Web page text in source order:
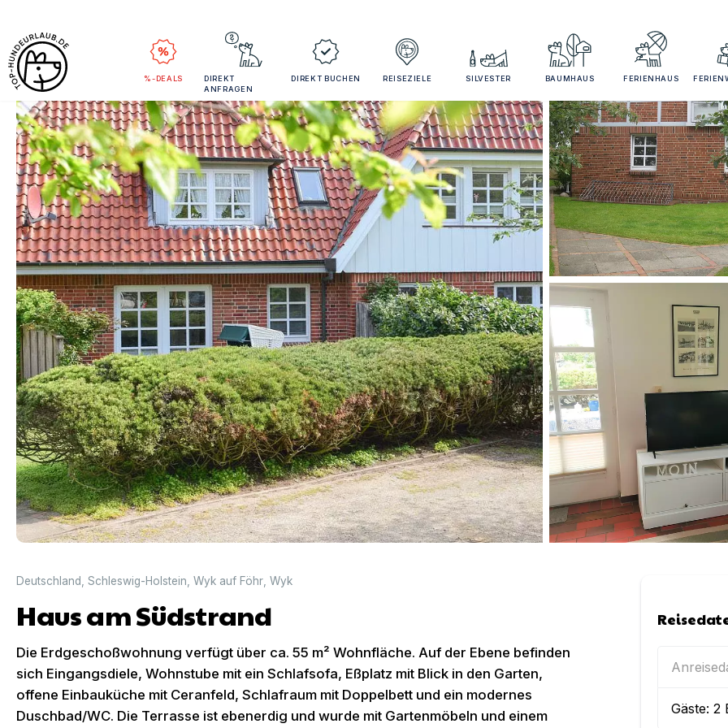
%-DEALS
DIREKT
ANFRAGEN
DIREKT BUCHEN REISEZIELE SILVESTER BAUMHAUS FERIENHAUS
Deutschland Schleswig-Holstein Wyk auf Föhr Wyk
Haus am Südstrand
Die Erdgeschoßwohnung verfügt über ca. 55 m² Wohnfläche. Auf der Ebene befinden
sich Eingangsdiele, Wohnstube mit ein Schlafsofa, Eßplatz mit Blick in den Garten,
offene Einbauküche mit Ceranfeld, Schlafraum mit Doppelbett und ein modernes
Duschbad/WC. Die Terrasse ist ebenerdig und wurde mit Gartenmöbeln und einem
Gäste:2